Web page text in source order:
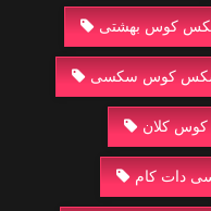
کوس بهشتی
کوس سکسی
کلان
دات کام